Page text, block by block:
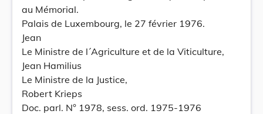
au Mémorial.
Palais de Luxembourg, le 27 février 1976.
Jean
Le Ministre de l´Agriculture et de la Viticulture,
Jean Hamilius
Le Ministre de la Justice,
Robert Krieps
Doc. parl. N° 1978, sess. ord. 1975-1976